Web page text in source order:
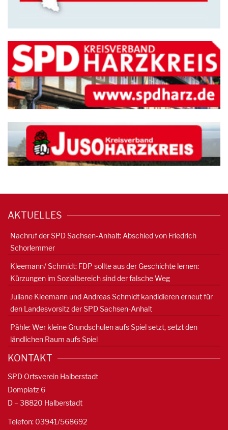
AKTUELLES
Nachruf der SPD Sachsen-Anhalt: Abschied von Friedrich
Schorlemmer
Kleemann/ Schmidt: FDP sollte aus der Geschichte lernen:
Kürzungen im Sozialbereich sind der falsche Weg
Juliane Kleemann und Andreas Schmidt kandidieren erneut für
den Landesvorsitz der SPD Sachsen-Anhalt
Pähle: Wer kleine Grundschulen aufs Spiel setzt, setzt den
ländlichen Raum aufs Spiel
KONTAKT
SPD Ortsverein Halberstadt
Domplatz 6
D – 38820 Halberstadt
Telefon: 03941/568692